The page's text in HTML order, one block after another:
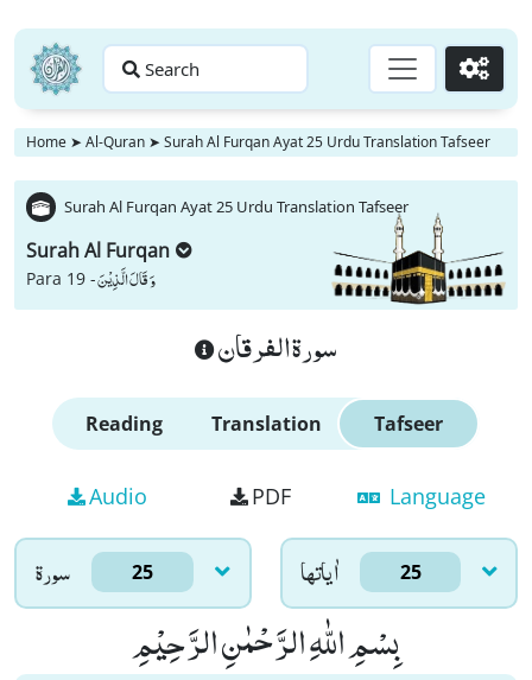
Search Go
Home ➤ Al-Quran ➤ Surah Al Furqan Ayat 25 Urdu Translation Tafseer
Surah Al Furqan Ayat 25 Urdu Translation Tafseer
Surah Al Furqan
Para 19 -وَ قَالَ الَّذِیْنَ
سورة الفرقان
Reading Translation Tafseer
Audio PDF Language
سورۃ 25 اٰياتها 25
بِسْمِ اللّٰهِ الرَّحْمٰنِ الرَّحِیْمِ